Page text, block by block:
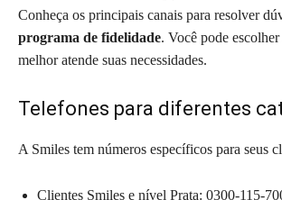
Conheça os principais canais para resolver
programa de fidelidade. Você pode
melhor atende suas necessidades.
Telefones para diferentes
A Smiles tem números específicos para seus
Clientes Smiles e nível Prata: 0300-115-